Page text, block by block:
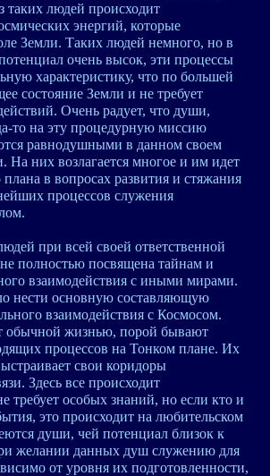
таких людей происходит
энергий, которые
Земли. Таких людей немного, но в
очень высок, эти процессы
характеристику, что по большей
состояние Земли и не требует
Очень радует, что души,
то на эту процедурную миссию
равнодушными в данном своем
них возлагается многое и им идет
в вопросах развития и стяжания
процессов служения
при всей своей ответственной
полностью посвящена тайнам и
взаимодействия с иными мирами.
нести основную составляющую
взаимодействия с Космосом.
обычной жизнью, порой бывают
процессов на Тонком плане. Их
свои коридоры
Здесь все происходит
требует особых знаний, но если кто и
это происходит на любительском
души, чей потенциал близок к
желании данных душ служению для
от уровня их подготовленности,